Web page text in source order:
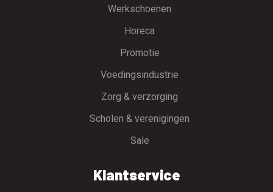
Werkschoenen
Horeca
Promotie
Voedingsindustrie
Zorg & verzorging
Scholen & verenigingen
Sale
Klantservice